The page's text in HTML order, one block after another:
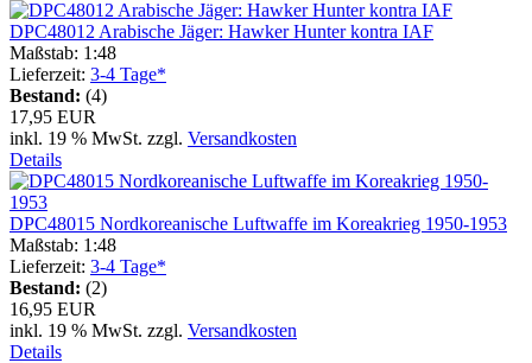
DPC48012 Arabische Jäger: Hawker Hunter kontra IAF
Maßstab: 1:48
Lieferzeit: 3-4 Tage*
Bestand: (4)
17,95 EUR
inkl. 19 % MwSt. zzgl. Versandkosten
Details
DPC48015 Nordkoreanische Luftwaffe im Koreakrieg 1950-1953
Maßstab: 1:48
Lieferzeit: 3-4 Tage*
Bestand: (2)
16,95 EUR
inkl. 19 % MwSt. zzgl. Versandkosten
Details